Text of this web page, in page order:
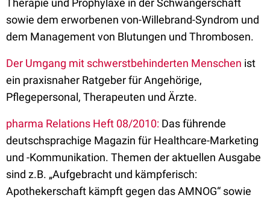
Therapie und Prophylaxe in der Schwangerschaft
sowie dem erworbenen von-Willebrand-Syndrom und
dem Management von Blutungen und Thrombosen.
Der Umgang mit schwerstbehinderten Menschen ist
ein praxisnaher Ratgeber für Angehörige,
Pflegepersonal, Therapeuten und Ärzte.
pharma Relations Heft 08/2010: Das führende
deutschsprachige Magazin für Healthcare-Marketing
und -Kommunikation. Themen der aktuellen Ausgabe
sind z.B. „Aufgebracht und kämpferisch:
Apothekerschaft kämpft gegen das AMNOG“ sowie